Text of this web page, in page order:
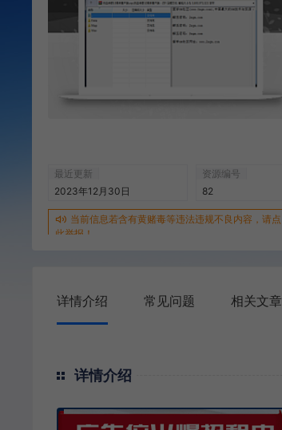
最近更新
2023年12月30日
资源编号
82
当前信息若含有黄赌毒等违法违规不良内容，请点
此举报！
详情介绍 常见问题 相关文章
详情介绍